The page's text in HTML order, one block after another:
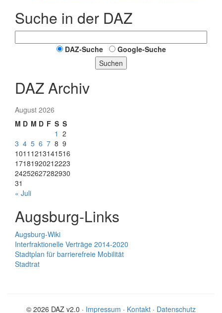
Suche in der DAZ
DAZ-Suche
Google-Suche
Suchen
DAZ Archiv
August 2026
M D M D F S S
1 2
3 4 5 6 7 8 9
1011 1213141516
17181920212223
24252627282930
31
« Juli
Augsburg-Links
Augsburg-Wiki
Interfraktionelle Verträge 2014-2020
Stadtplan für barrierefreie Mobilität
Stadtrat
© 2026 DAZ v2.0 · Impressum · Kontakt · Datenschutz